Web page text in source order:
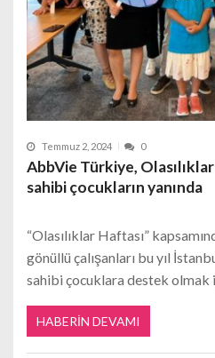
Temmuz 2, 2024 0
AbbVie Türkiye,
sahibi çocukların yanında
“Olasılıklar Haftası”
gönüllü çalışanları bu yıl
sahibi çocuklara destek olmak
HABERIN DEVAMI